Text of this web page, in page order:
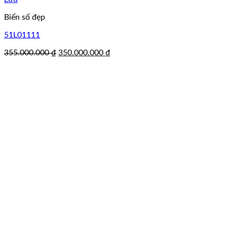
Biển số đẹp
51L01111
355.000.000₫ Giá
350.000.000 ₫